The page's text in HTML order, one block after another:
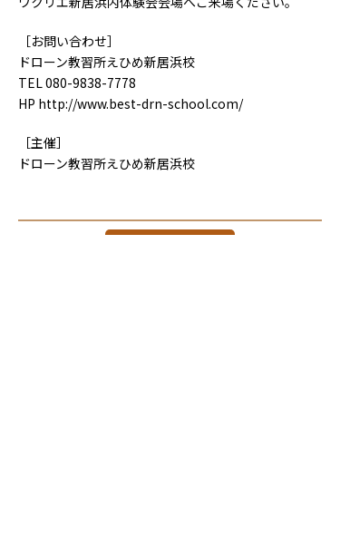
［お問い合わせ］
ドローン教習所えひめ新居浜校
TEL 080-9838-7778
HP http://www.best-drn-school.com/
［主催］
ドローン教習所えひめ新居浜校